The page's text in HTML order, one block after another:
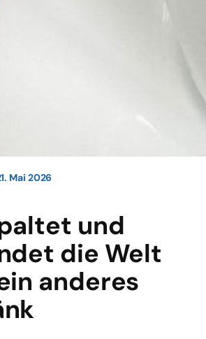
Mai 2026
und
die Welt
anderes